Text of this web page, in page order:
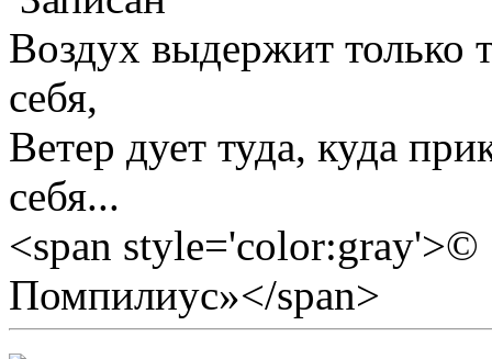
Воздух выдержит только
себя,
Ветер дует туда, куда
себя...
<span style='color:gray'>©
Помпилиус»</span>